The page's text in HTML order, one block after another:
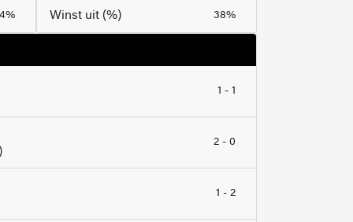
Winst uit (%) 38%
1 - 1
2 - 0
1 - 2